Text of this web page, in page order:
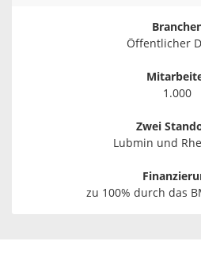
Öffentlicher
1.000
Zwei
Lubmin und
zu 100% durch das